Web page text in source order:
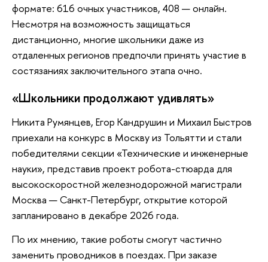
формате: 616 очных участников, 408 — онлайн.
Несмотря на возможность защищаться
дистанционно, многие школьники даже из
отдаленных регионов предпочли принять участие в
состязаниях заключительного этапа очно.
«Школьники продолжают удивлять»
Никита Румянцев, Егор Кандрушин и Михаил Быстров
приехали на конкурс в Москву из Тольятти и стали
победителями секции «Технические и инженерные
науки», представив проект робота-стюарда для
высокоскоростной железнодорожной магистрали
Москва — Санкт-Петербург, открытие которой
запланировано в декабре 2026 года.
По их мнению, такие роботы смогут частично
заменить проводников в поездах. При заказе